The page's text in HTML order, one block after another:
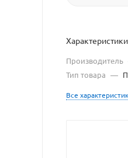
Характеристики
Производитель
Тип товара —
Все